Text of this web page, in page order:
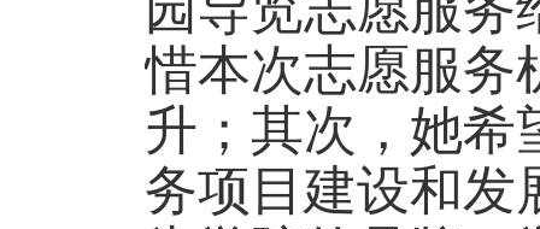
惜本次志愿服务
升；其次，她希
务项目建设和发